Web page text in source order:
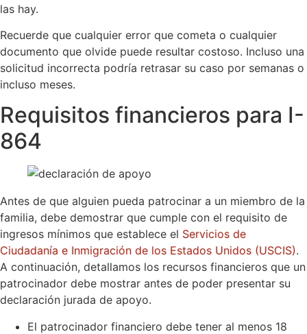
las hay.
Recuerde que cualquier error que cometa o cualquier
documento que olvide puede resultar costoso. Incluso una
solicitud incorrecta podría retrasar su caso por semanas o
incluso meses.
Requisitos financieros para I-
864
Antes de que alguien pueda patrocinar a un miembro de la
familia, debe demostrar que cumple con el requisito de
ingresos mínimos que establece el Servicios de
Ciudadanía e Inmigración de los Estados Unidos (USCIS).
A continuación, detallamos los recursos financieros que un
patrocinador debe mostrar antes de poder presentar su
declaración jurada de apoyo.
El patrocinador financiero debe tener al menos 18